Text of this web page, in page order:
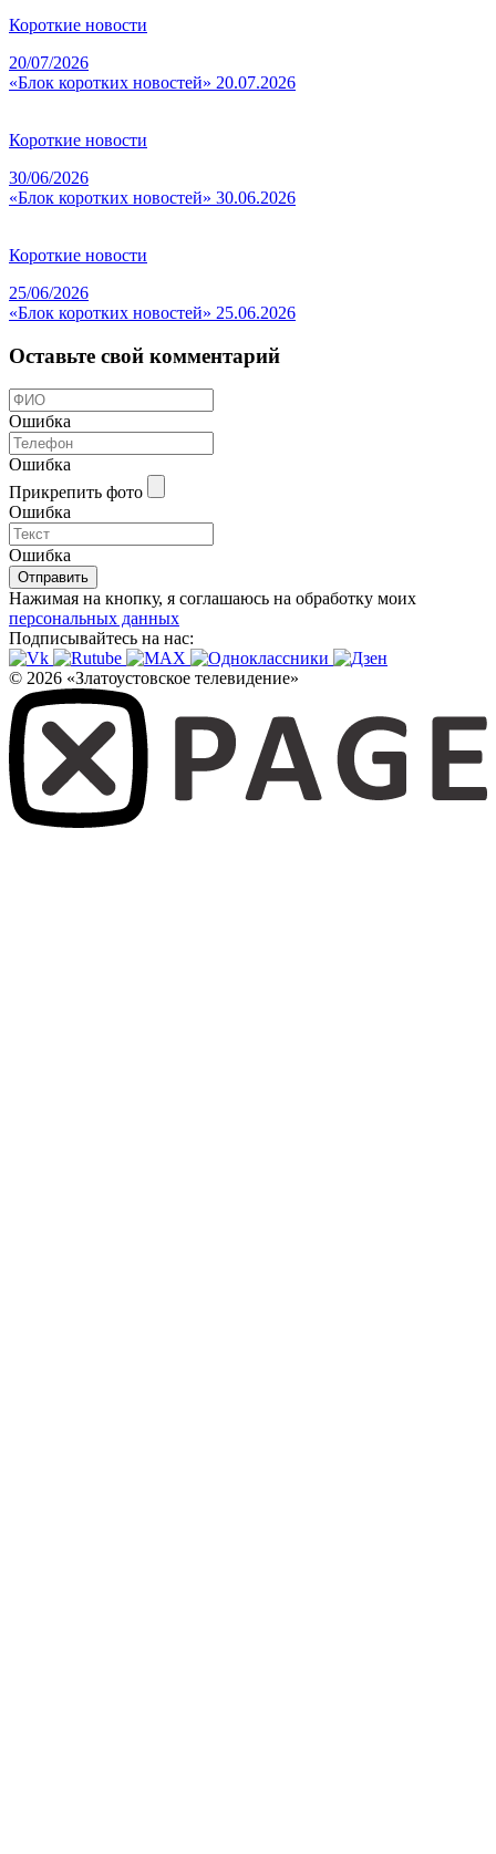
Короткие новости
20/07/2026
«Блок коротких новостей» 20.07.2026
Короткие новости
30/06/2026
«Блок коротких новостей» 30.06.2026
Короткие новости
25/06/2026
«Блок коротких новостей» 25.06.2026
Оставьте свой комментарий
Ошибка
Ошибка
Прикрепить фото
Ошибка
Ошибка
Отправить
Нажимая на кнопку, я соглашаюсь на обработку моих
персональных данных
Подписывайтесь на нас:
© 2026 «Златоустовское телевидение»